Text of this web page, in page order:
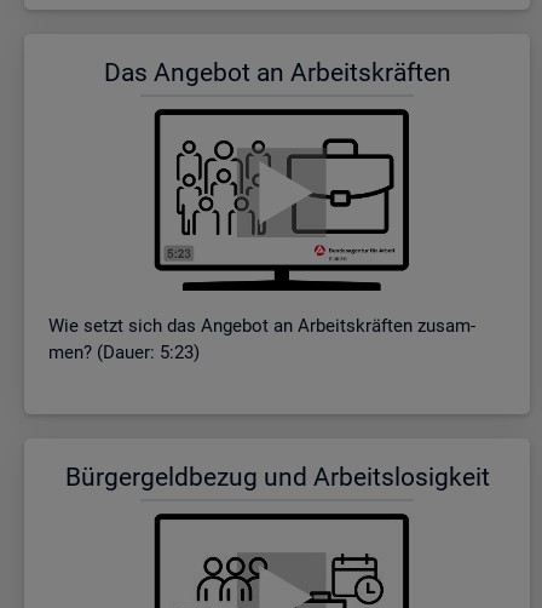
Das An­ge­bot an Ar­beits­kräf­ten
Wie setzt sich das An­ge­bot an Ar­beits­kräf­ten zu­sam­
men? (Dauer: 5:23)
Bür­ger­geld­be­zug und Ar­beits­lo­sig­keit